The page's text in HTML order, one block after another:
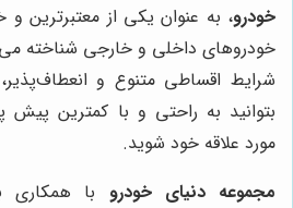
خودرو، به عنوان یکی از معتبرترین و
خودروهای داخلی و خارجی شناخته
شرایط اقساطی متنوع و
بتوانید به راحتی و با کمترین
مورد علاقه خود شوید.
مجموعه دنیای خودرو با همکاری